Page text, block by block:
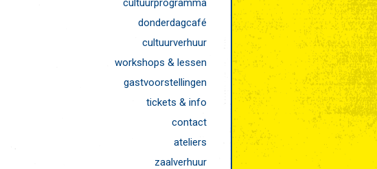
donderdagcafé
cultuurverhuur
workshops & lessen
gastvoorstellingen
tickets & info
contact
ateliers
zaalverhuur